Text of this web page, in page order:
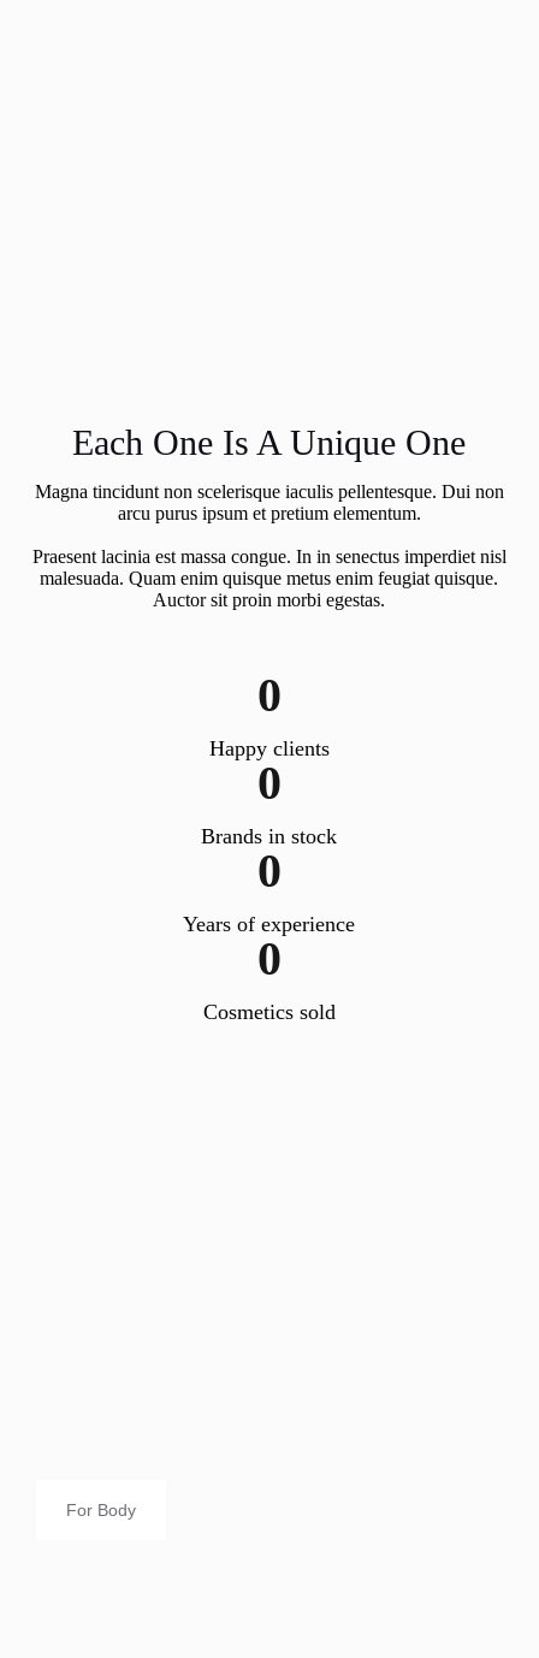
Each One Is A Unique One
Magna tincidunt non scelerisque iaculis pellentesque. Dui non
arcu purus ipsum et pretium elementum.
Praesent lacinia est massa congue. In in senectus imperdiet nisl
malesuada. Quam enim quisque metus enim feugiat quisque.
Auctor sit proin morbi egestas.
0
Happy clients
0
Brands in stock
0
Years of experience
0
Cosmetics sold
For Body